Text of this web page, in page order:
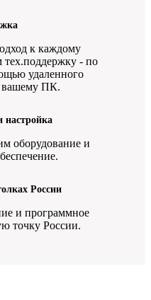
к каждому
тех.поддержку - по
удаленного
вашему ПК.
настройка
оборудование и
России
и программное
точку России.